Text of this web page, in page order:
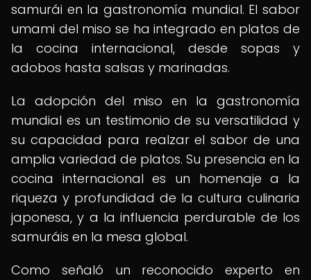
samurái en la gastronomía mundial. El sabor
umami del miso se ha integrado en platos de
la cocina internacional, desde sopas y
adobos hasta salsas y marinadas.
La adopción del miso en la gastronomía
mundial es un testimonio de su versatilidad y
su capacidad para realzar el sabor de una
amplia variedad de platos. Su presencia en la
cocina internacional es un homenaje a la
riqueza y profundidad de la cultura culinaria
japonesa, y a la influencia perdurable de los
samuráis en la mesa global.
Como señaló un reconocido experto en